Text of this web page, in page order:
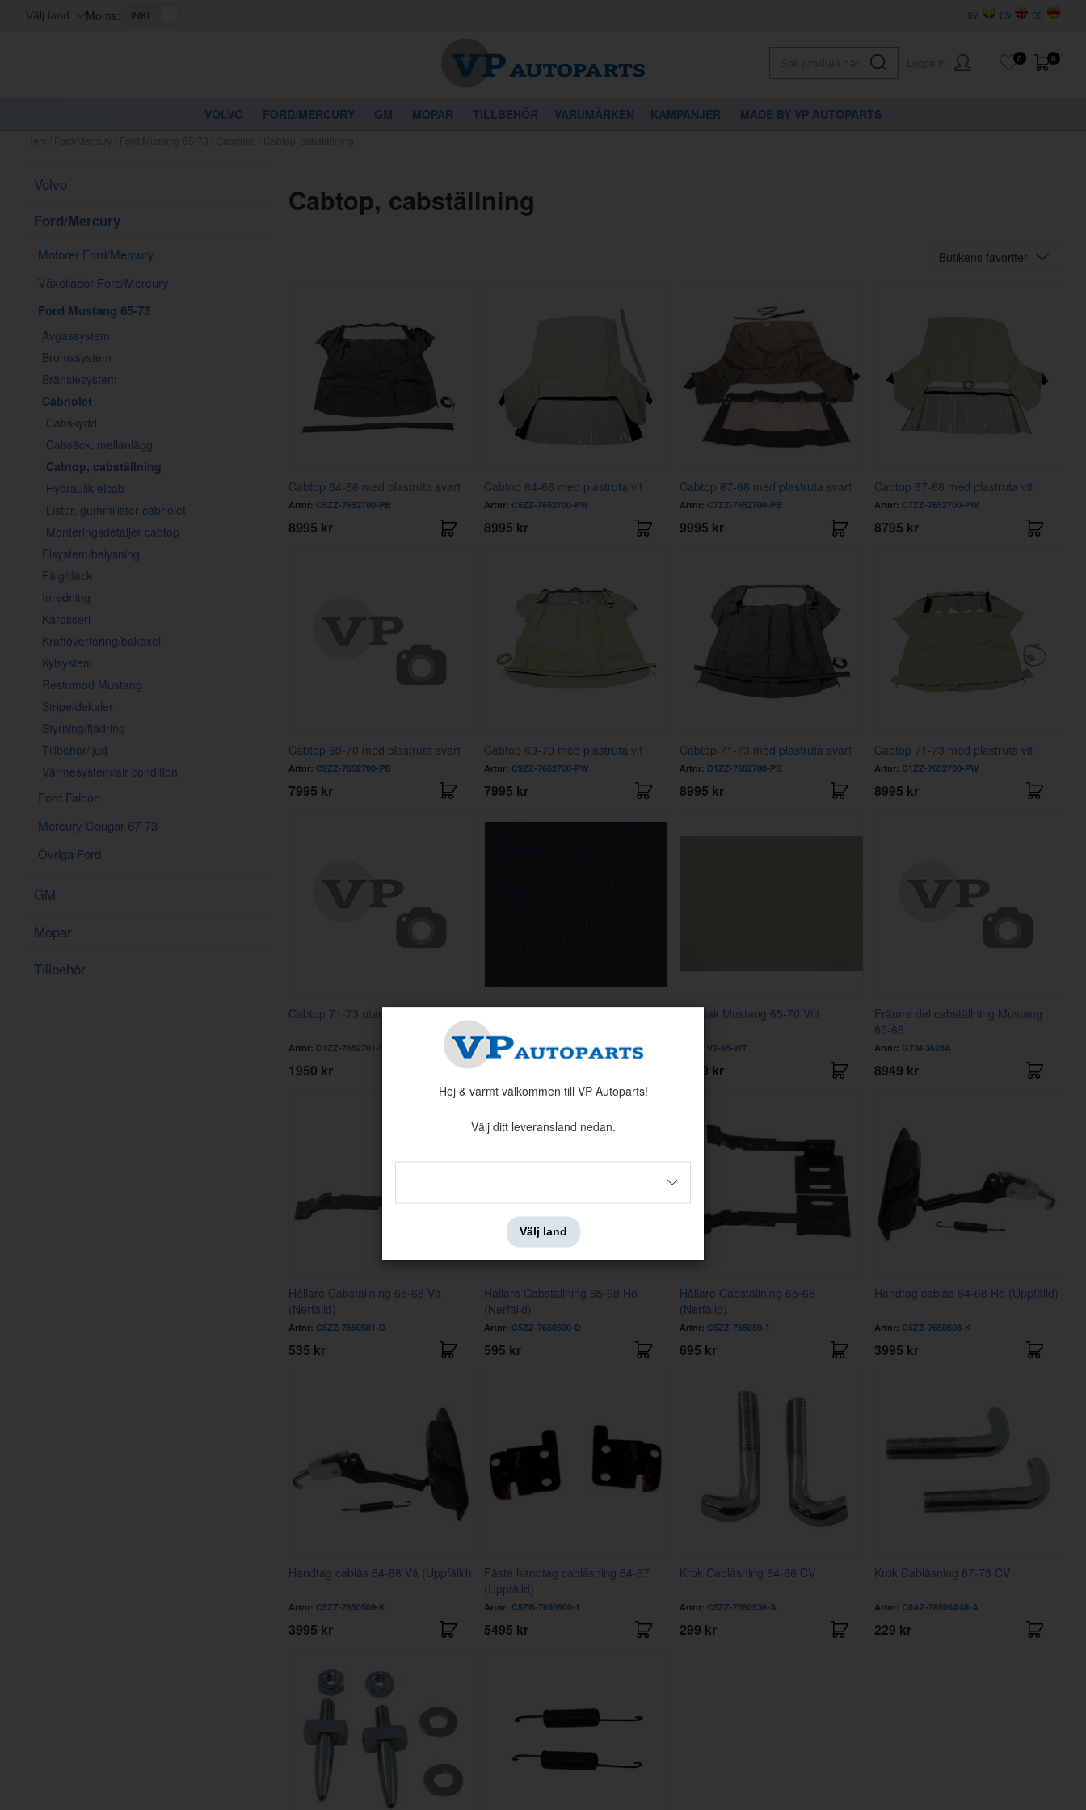
Välj land Moms: DE
EN
SV
0
0
VOLVO FORD/MERCURY GM MOPAR TILLBEHÖR VARUMÄRKEN KAMPANJER MADE BY VP AUTOPARTS
Volvo
Ford/Mercury
Motorer Ford/Mercury
Växellådor Ford/Mercury
Ford Mustang 65-73
Avgassystem
Bromssystem
Bränslesystem
Cabriolet
Cabskydd
Cabsäck, mellanlägg
Cabtop, cabställning
Hydraulik elcab
Lister, gummilister cabriolet
Monteringsdetaljer cabtop
Elsystem/belysning
Fälg/däck
Inredning
Karosseri
Kraftöverföring/bakaxel
Kylsystem
Restomod Mustang
Stripe/dekaler
Styrning/fjädring
Tillbehör/ljud
Värmesystem/air condition
Ford Falcon
Mercury Cougar 67-73
Övriga Ford
GM
Mopar
Tillbehör
Cabtop, cabställning
Butikens favoriter
Cabtop 64-66 med plastruta svart
Artnr: C5ZZ-7652700-PB
8995 kr
Cabtop 64-66 med plastruta vit
Artnr: C5ZZ-7652700-PW
8995 kr
Cabtop 67-68 med plastruta svart
Artnr: C7ZZ-7652700-PB
9995 kr
Cabtop 67-68 med plastruta vit
Artnr: C7ZZ-7652700-PW
8795 kr
Cabtop 69-70 med plastruta svart
Artnr: C9ZZ-7652700-PB
7995 kr
Cabtop 69-70 med plastruta vit
Artnr: C9ZZ-7652700-PW
7995 kr
Cabtop 71-73 med plastruta svart
Artnr: D1ZZ-7652700-PB
8995 kr
Cabtop 71-73 med plastruta vit
Artnr: D1ZZ-7652700-PW
8995 kr
Cabtop 71-73 utan ruta
Artnr: D1ZZ-7652701-SB
1950 kr
Artnr:VT-65-BK
Vinyltak Mustang 65-70 Vitt
VT-65-WT
4199 kr
Främre del cabställning Mustang
65-68
Artnr: GTM-3628A
8949 kr
Hållare Cabställning 65-68 Vä
(Nerfälld)
Artnr: C5ZZ-7650501-D
535 kr
Hållare Cabställning 65-68 Hö
(Nerfälld)
Artnr: C5ZZ-7650500-D
595 kr
Hållare Cabställning 65-68
(Nerfälld)
Artnr: C5ZZ-765050-1
695 kr
Handtag cablås 64-68 Hö (Uppfälld)
Artnr: C5ZZ-7650508-K
3995 kr
Handtag cablås 64-68 Vä (Uppfälld)
Artnr: C5ZZ-7650509-K
3995 kr
Fäste handtag cablåsning 64-67
(Uppfälld)
Artnr: C5ZB-7650500-1
5495 kr
Krok Cablåsning 64-66 CV
Artnr: C5ZZ-7650536-A
299 kr
Krok Cablåsning 67-73 CV
Artnr: C6AZ-76506A48-A
229 kr
Hej & varmt välkommen till VP Autoparts!
Välj ditt leveransland nedan.
Välj land